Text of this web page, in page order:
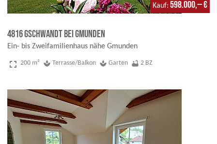
Kauf 598.000,-- €
4816 Gschwandt bei Gmunden
Ein- bis Zweifamilienhaus nähe Gmunden
fullscreen 200 m² spa Terrasse/Balkon spa Garten bathtub 2 BZ